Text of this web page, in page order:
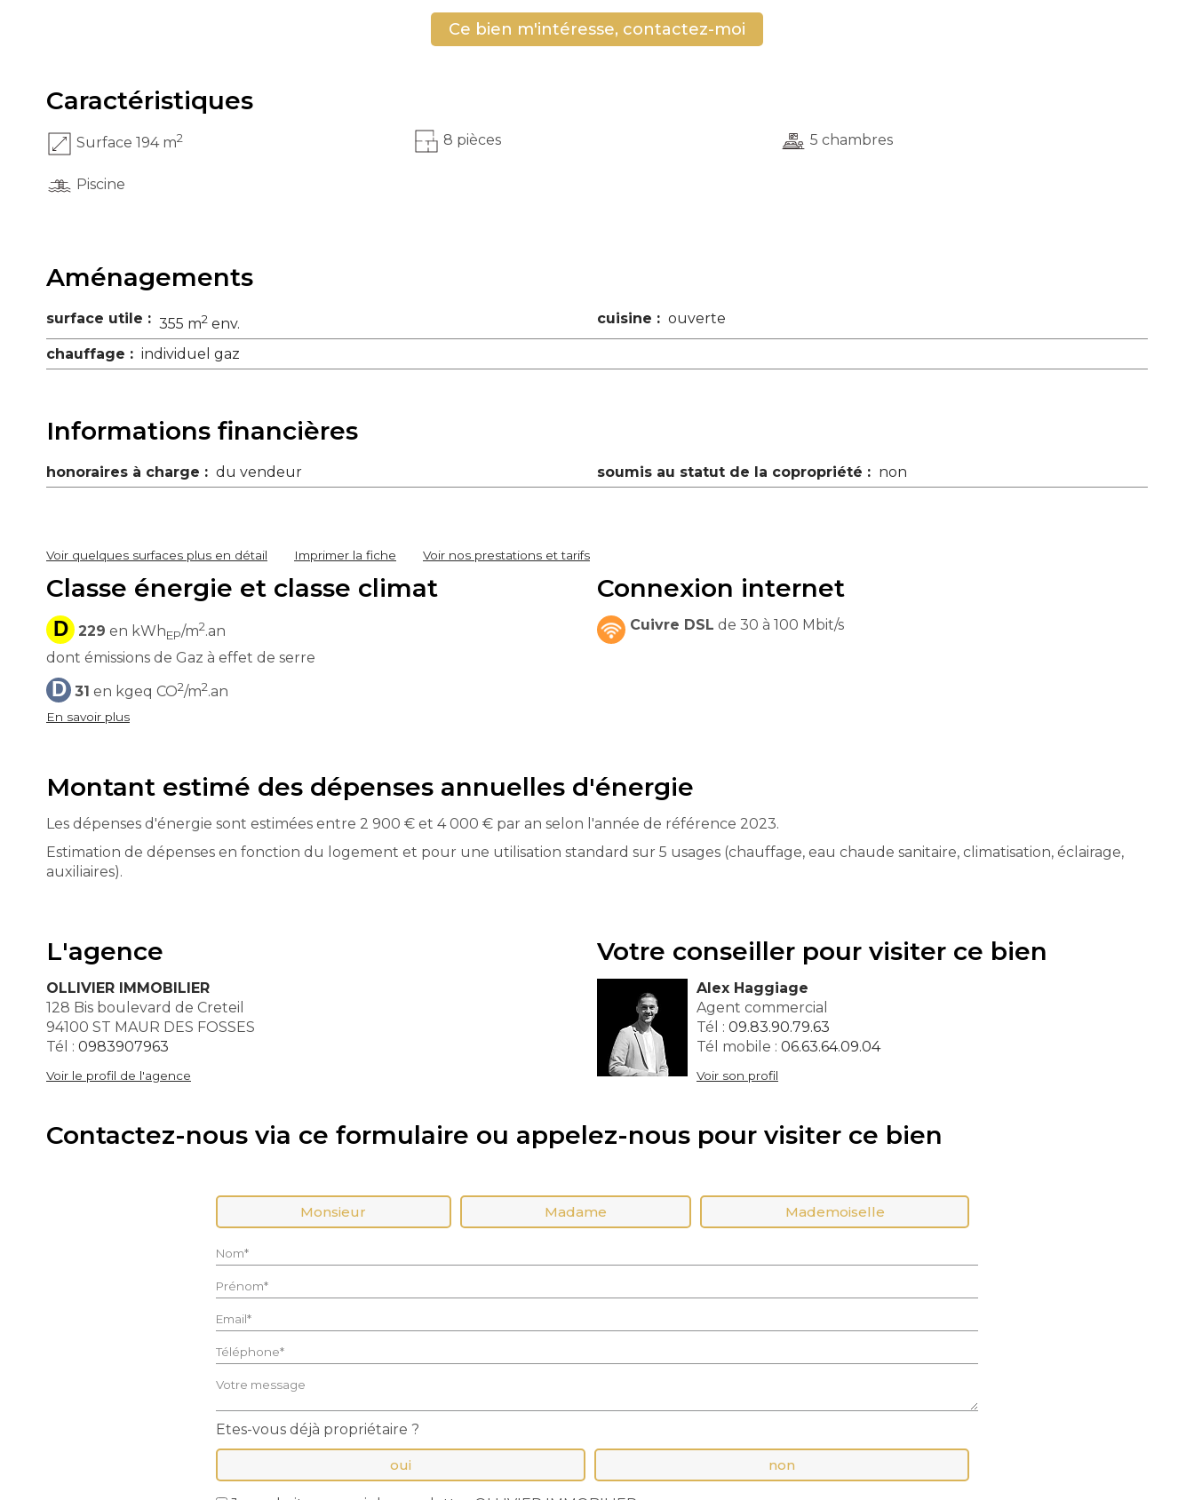
Ce bien m'intéresse, contactez-moi
Caractéristiques
Surface 194 m2 8 pièces 5 chambres
Piscine
Aménagements
surface utile : 355 m2 env. cuisine : ouverte
chauffage : individuel gaz
Informations financières
honoraires à charge : du vendeur soumis au statut de la copropriété : non
Voir quelques surfaces plus en détail Imprimer la fiche Voir nos prestations et tarifs
Classe énergie et classe climat
D 229 en kWhEP/m2.an
dont émissions de Gaz à effet de serre
D 31 en kgeq CO2/m2.an
En savoir plus
Connexion internet
Cuivre DSL de 30 à 100 Mbit/s
Montant estimé des dépenses annuelles d'énergie
Les dépenses d'énergie sont estimées entre 2 900 € et 4 000 € par an selon l'année de référence 2023.
Estimation de dépenses en fonction du logement et pour une utilisation standard sur 5 usages (chauffage, eau chaude sanitaire, climatisation, éclairage,
auxiliaires).
L'agence
OLLIVIER IMMOBILIER
128 Bis boulevard de Creteil
94100 ST MAUR DES FOSSES
Tél : 0983907963
Voir le profil de l'agence
Votre conseiller pour visiter ce bien
Alex Haggiage
Agent commercial
Tél : 09.83.90.79.63
Tél mobile : 06.63.64.09.04
Voir son profil
Contactez-nous via ce formulaire ou appelez-nous pour visiter ce bien
Civilité : Monsieur Madame Mademoiselle
Nom* :
Prénom* :
Email* :
Téléphone* :
Votre message :
Etes-vous déjà propriétaire ?
oui non